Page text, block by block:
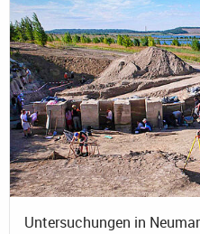
Untersuchungen in